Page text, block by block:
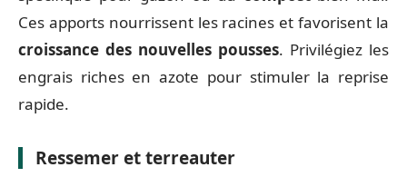
Ces apports nourrissent les racines et favorisent la
croissance des nouvelles pousses. Privilégiez les
engrais riches en azote pour stimuler la reprise
rapide.
Ressemer et terreauter